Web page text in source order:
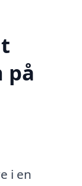
på
i en